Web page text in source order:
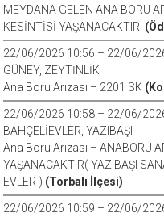
MEYDANA GELEN ANA BORU
KESİNTİSİ YAŞANACAKTIR.
22/06/2026 10:56 – 22/06/
GÜNEY, ZEYTİNLİK
Ana Boru Arızası – 2201 SK
22/06/2026 10:58 – 22/06/
BAHÇELİEVLER, YAZIBAŞI
Ana Boru Arızası – ANABORU
YAŞANACAKTIR( YAZIBAŞI
EVLER ) (Torbalı İlçesi)
22/06/2026 10:59 – 22/06/